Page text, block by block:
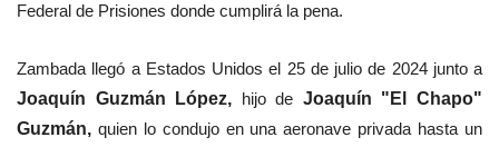
Federal de Prisiones donde cumplirá la pena.
Zambada llegó a Estados Unidos el 25 de julio de 2024 junto a
Joaquín Guzmán López, hijo de Joaquín "El Chapo"
Guzmán, quien lo condujo en una aeronave privada hasta un